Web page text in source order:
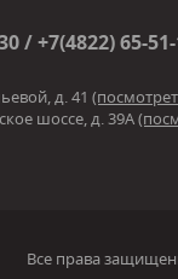
/ +7(4822) 65-
д. 41
шоссе, д. 39А
Все права